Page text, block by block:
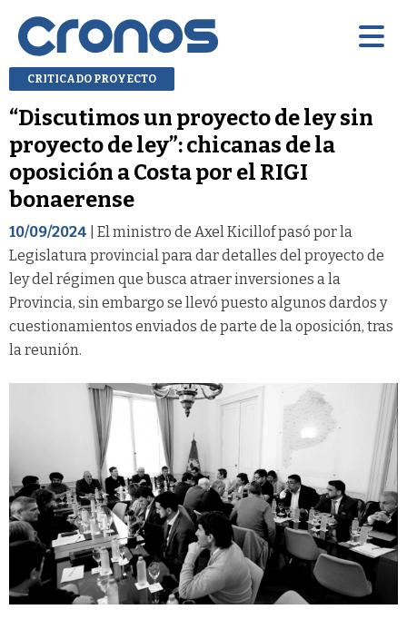
CRITICADO PROYECTO
“Discutimos un proyecto de ley sin
proyecto de ley”: chicanas de la
oposición a Costa por el RIGI
bonaerense
10/09/2024 | El ministro de Axel Kicillof pasó por la
Legislatura provincial para dar detalles del proyecto de
ley del régimen que busca atraer inversiones a la
Provincia, sin embargo se llevó puesto algunos dardos y
cuestionamientos enviados de parte de la oposición, tras
la reunión.